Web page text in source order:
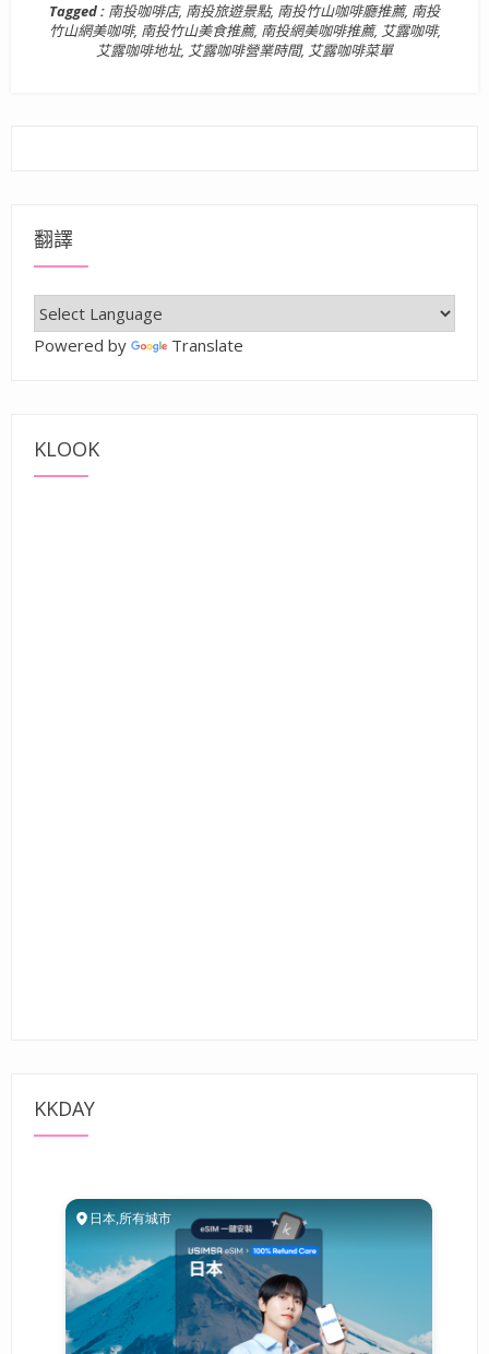
Tagged : 南投咖啡店, 南投旅遊景點, 南投竹山咖啡廳推薦, 南投
竹山網美咖啡, 南投竹山美食推薦, 南投網美咖啡推薦, 艾露咖啡,
艾露咖啡地址, 艾露咖啡營業時間, 艾露咖啡菜單
翻譯
Powered by Translate
KLOOK
KKDAY